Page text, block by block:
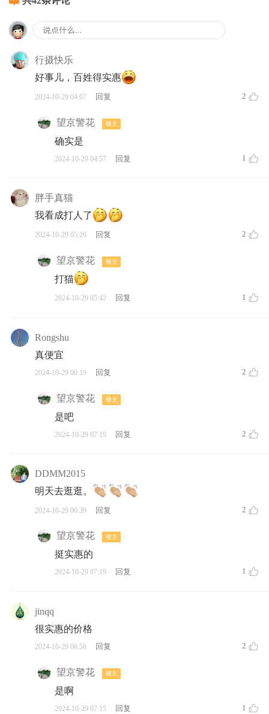
行摄快乐
好事儿，百姓得实惠
2
2024-10-29 04:07 回复
望京警花 楼主
确实是
1
2024-10-29 04:57 回复
胖手真猫
我看成打人了
2
2024-10-29 05:26 回复
望京警花 楼主
打猫
1
2024-10-29 05:42 回复
Rongshu
真便宜
2
2024-10-29 06:19 回复
望京警花 楼主
是吧
2
2024-10-29 07:19 回复
DDMM2015
明天去逛逛。
2
2024-10-29 06:39 回复
望京警花 楼主
挺实惠的
1
2024-10-29 07:19 回复
jinqq
很实惠的价格
2
2024-10-29 06:56 回复
望京警花 楼主
是啊
1
2024-10-29 07:15 回复